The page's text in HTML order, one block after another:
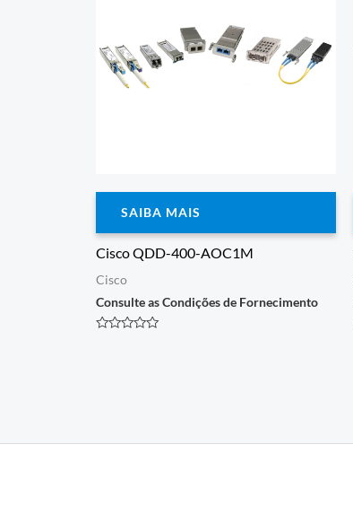
SAIBA MAIS
Cisco QDD-400-AOC1M
Cisco
Consulte as Condições de Fornecimento